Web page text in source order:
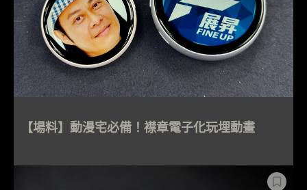
【場料】動漫宅必備！襟章電子化玩埋動畫